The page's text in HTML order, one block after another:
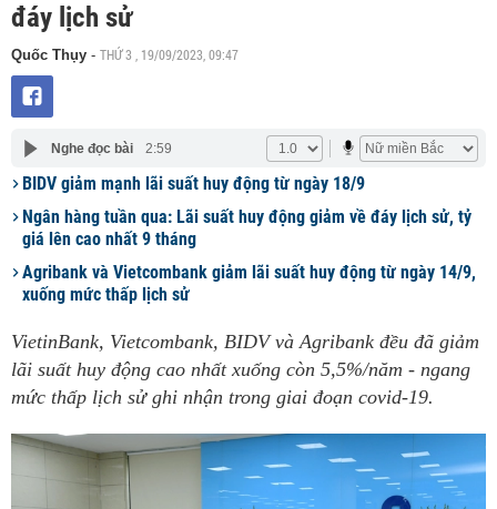
đáy lịch sử
Quốc Thụy - THỨ 3 , 19/09/2023, 09:47
Nghe đọc bài 2:59
BIDV giảm mạnh lãi suất huy động từ ngày 18/9
Ngân hàng tuần qua: Lãi suất huy động giảm về đáy lịch sử, tỷ
giá lên cao nhất 9 tháng
Agribank và Vietcombank giảm lãi suất huy động từ ngày 14/9,
xuống mức thấp lịch sử
VietinBank, Vietcombank, BIDV và Agribank đều đã giảm
lãi suất huy động cao nhất xuống còn 5,5%/năm - ngang
mức thấp lịch sử ghi nhận trong giai đoạn covid-19.